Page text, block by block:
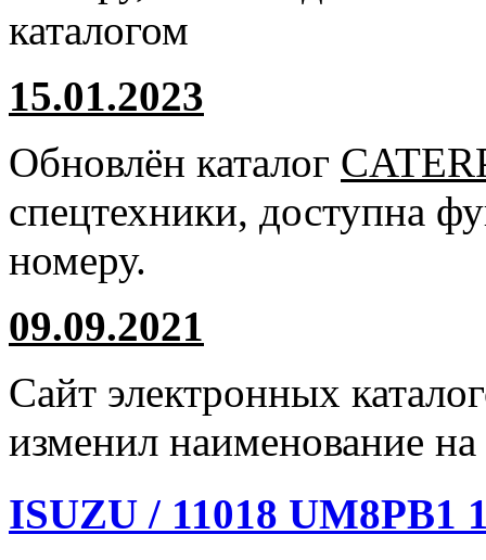
каталогом
15.01.2023
Обновлён каталог
спецтехники, доступна
номеру.
09.09.2021
Сайт электронных
изменил наименование на
ISUZU / 11018 UM8PB1